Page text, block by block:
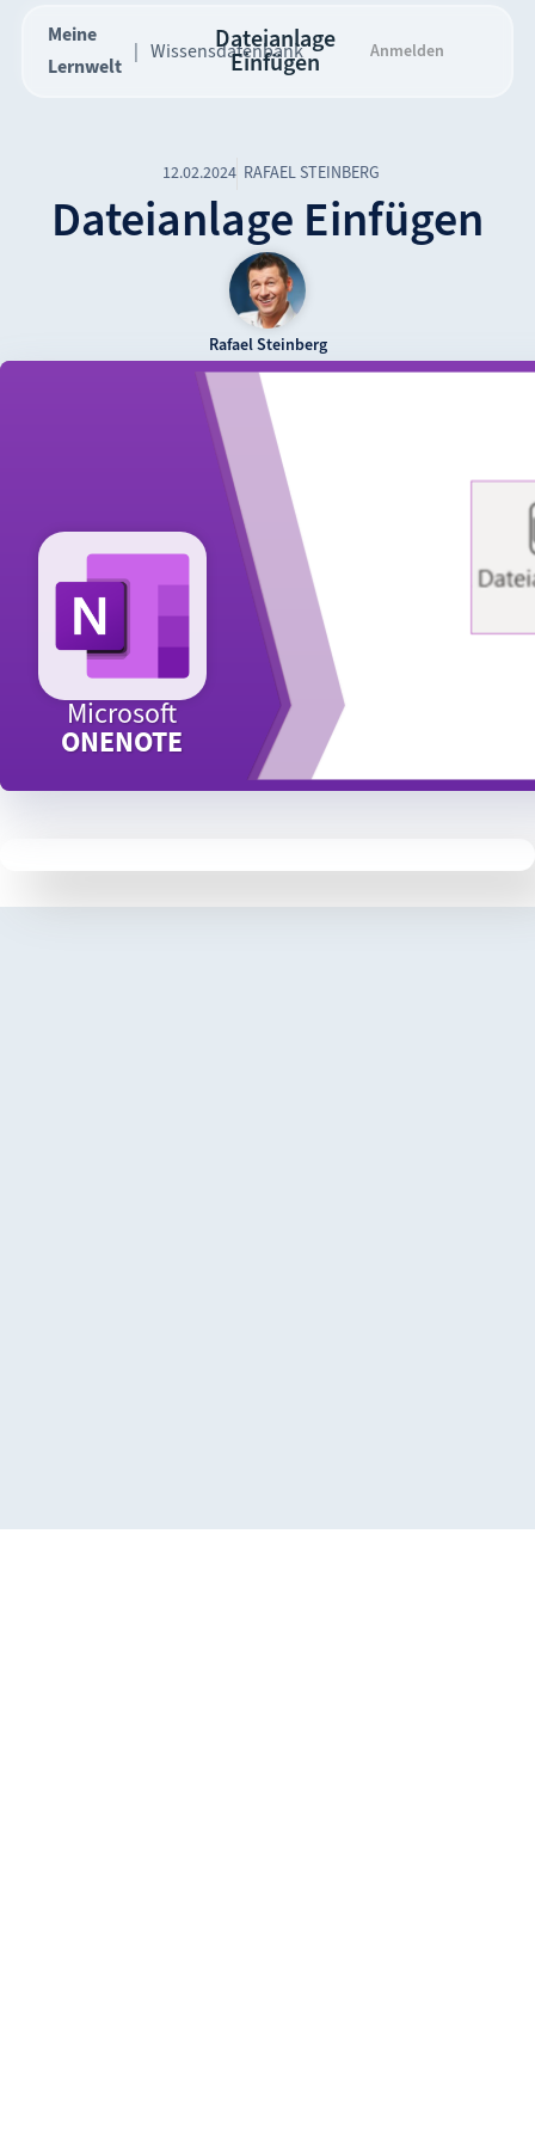
Meine
Lernwelt
Wissensdatenbank
Dateianlage
Einfügen Anmelden
12.02.2024 RAFAEL STEINBERG
Dateianlage Einfügen
Rafael Steinberg
Microsoft
ONENOTE